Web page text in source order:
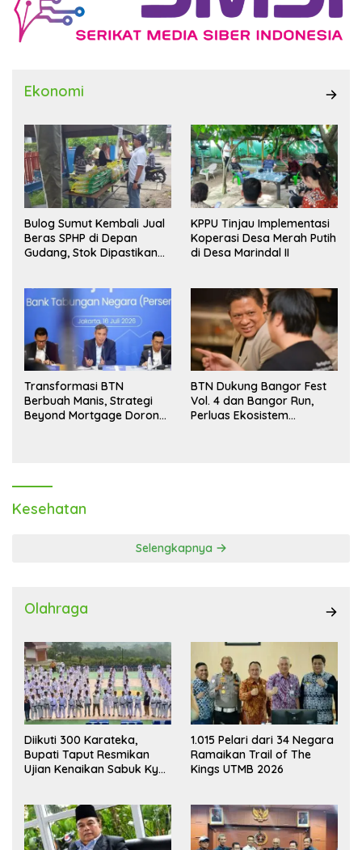
Ekonomi
Bulog Sumut Kembali Jual
Beras SPHP di Depan
Gudang, Stok Dipastikan
KPPU Tinjau Implementasi
Koperasi Desa Merah Putih
di Desa Marindal II
Transformasi BTN
Berbuah Manis, Strategi
Beyond Mortgage Dorong
BTN Dukung Bangor Fest
Vol. 4 dan Bangor Run,
Perluas Ekosistem
Kesehatan
Selengkapnya
Olahraga
Diikuti 300 Karateka,
Bupati Taput Resmikan
Ujian Kenaikan Sabuk Kyu
1.015 Pelari dari 34 Negara
Ramaikan Trail of The
Kings UTMB 2026